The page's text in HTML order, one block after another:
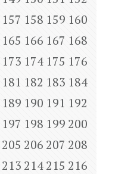
157 158 159 160
165 166 167 168
173 174 175 176
181 182 183 184
189 190 191 192
197 198 199 200
205 206 207 208
213 214215 216